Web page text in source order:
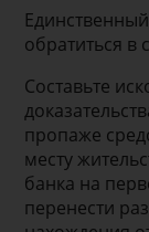
обратиться в
Составьте
пропаже
месту
банка на
перенести